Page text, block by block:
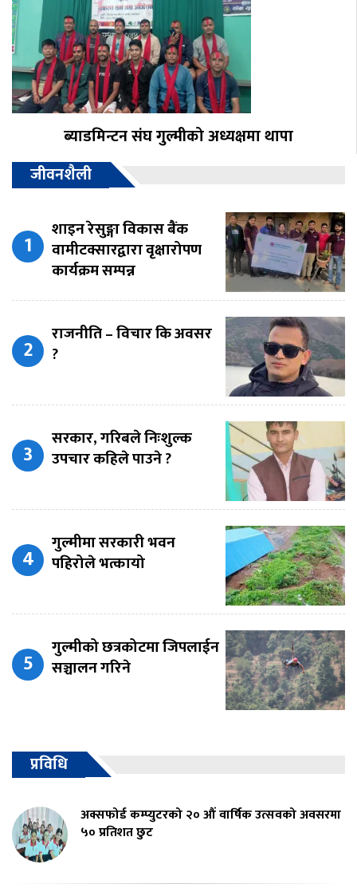
ब्याडमिन्टन संघ गुल्मीको अध्यक्षमा थापा
जीवनशैली
शाइन रेसुङ्गा विकास बैंक
वामीटक्सारद्वारा वृक्षारोपण
कार्यक्रम सम्पन्न
राजनीति – विचार कि अवसर
?
सरकार, गरिबले निःशुल्क
उपचार कहिले पाउने ?
गुल्मीमा सरकारी भवन
पहिरोले भत्कायो
गुल्मीको छत्रकोटमा जिपलाईन
सञ्चालन गरिने
प्रविधि
अक्सफोर्ड कम्प्युटरको २० औं वार्षिक उत्सवको अवसरमा
५० प्रतिशत छुट